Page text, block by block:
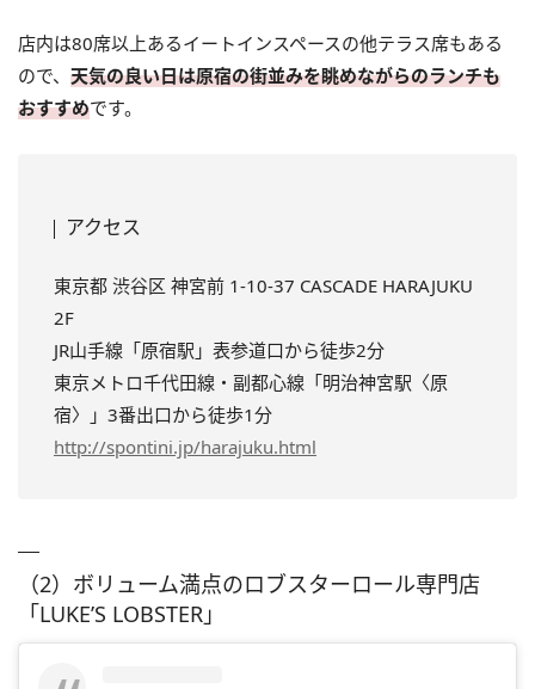
店内は80席以上あるイートインスペースの他テラス席もある
ので、 天気の良い日は原宿の街並みを眺めながらのランチも
おすすめです。
アクセス
東京都 渋谷区 神宮前 1-10-37 CASCADE HARAJUKU
2F
JR山手線「原宿駅」表参道口から徒歩2分
東京メトロ千代田線・副都心線「明治神宮駅〈原
宿〉」3番出口から徒歩1分
http://spontini.jp/harajuku.html
（2）ボリューム満点のロブスターロール専門店
「LUKE’S LOBSTER」